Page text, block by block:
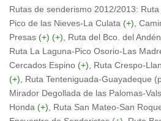
Rutas de senderismo 2012/2013:
Pico de las Nieves-La Culata (+) ,
Presas (+) (+) , Ruta del Bco. del Andén
Ruta La Laguna-Pico Osorio-Las
Cercados Espino (+) , Ruta Crespo-
(+) , Ruta Tenteniguada-Guayadeque
Mirador Degollada de las Palomas-
Honda (+) , Ruta San Mateo-San